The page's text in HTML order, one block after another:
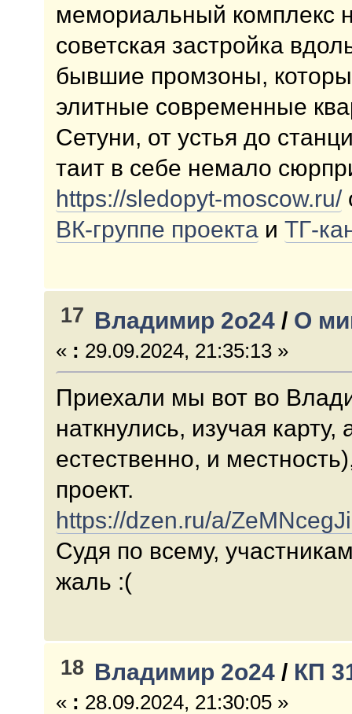
мемориальный комплекс
советская застройка
бывшие промзоны,
элитные современные
Сетуни, от устья до
таит в себе немало
https://sledopyt-moscow.ru/
ВК-группе проекта иТГ-
17 Владимир 2о24 / О
« : 29.09.2024, 21:35:13 »
Приехали мы вот во
наткнулись, изучая
естественно, и
проект.
https://dzen.ru/a/
Судя по всему,
жаль :(
18 Владимир 2о24 / КП
« : 28.09.2024, 21:30:05 »